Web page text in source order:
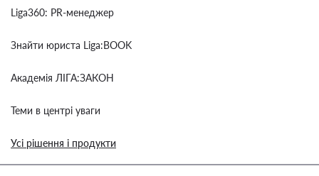
Liga360: PR-менеджер
Знайти юриста Liga:BOOK
Академія ЛІГА:ЗАКОН
Теми в центрі уваги
Усі рішення і продукти